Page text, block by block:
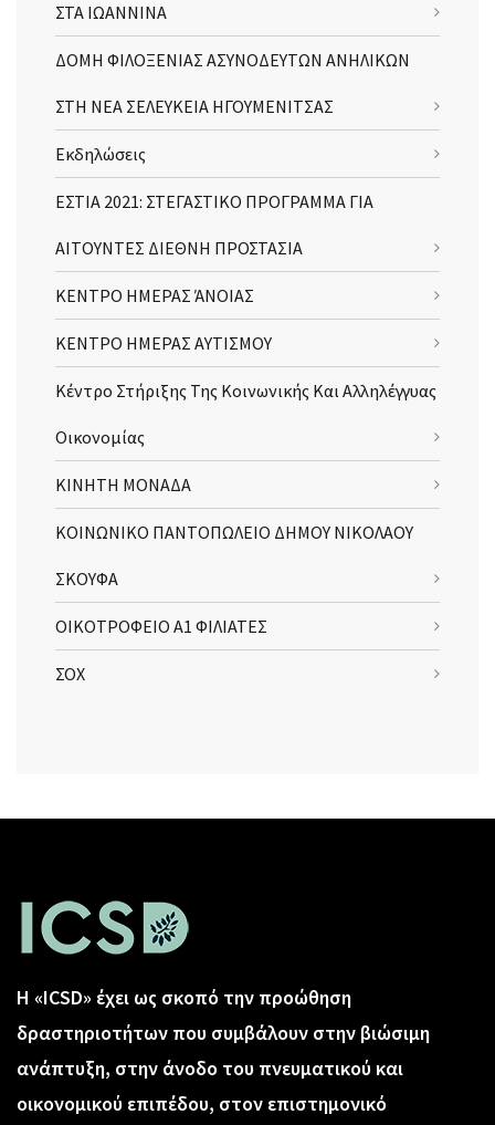
ΣΤΑ ΙΩΑΝΝΙΝΑ
ΔΟΜΗ ΦΙΛΟΞΕΝΙΑΣ ΑΣΥΝΟΔΕΥΤΩΝ ΑΝΗΛΙΚΩΝ
ΣΤΗ ΝΕΑ ΣΕΛΕΥΚΕΙΑ ΗΓΟΥΜΕΝΙΤΣΑΣ
Εκδηλώσεις
ΕΣΤΙΑ 2021: ΣΤΕΓΑΣΤΙΚΟ ΠΡΟΓΡΑΜΜΑ ΓΙΑ
ΑΙΤΟΥΝΤΕΣ ΔΙΕΘΝΗ ΠΡΟΣΤΑΣΙΑ
ΚΕΝΤΡΟ ΗΜΕΡΑΣ ΆΝΟΙΑΣ
ΚΕΝΤΡΟ ΗΜΕΡΑΣ ΑΥΤΙΣΜΟΥ
Κέντρο Στήριξης Της Κοινωνικής Και Αλληλέγγυας
Οικονομίας
ΚΙΝΗΤΗ ΜΟΝΑΔΑ
ΚΟΙΝΩΝΙΚΟ ΠΑΝΤΟΠΩΛΕΙΟ ΔΗΜΟΥ ΝΙΚΟΛΑΟΥ
ΣΚΟΥΦΑ
ΟΙΚΟΤΡΟΦΕΙΟ Α1 ΦΙΛΙΑΤΕΣ
ΣΟΧ
Η «ICSD» έχει ως σκοπό την προώθηση
δραστηριοτήτων που συμβάλουν στην βιώσιμη
ανάπτυξη, στην άνοδο του πνευματικού και
οικονομικού επιπέδου, στον επιστημονικό